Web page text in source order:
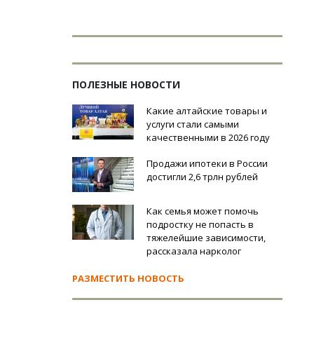
ПОЛЕЗНЫЕ НОВОСТИ
Какие алтайские товары и
услуги стали самыми
качественными в 2026 году
Продажи ипотеки в России
достигли 2,6 трлн рублей
Как семья может помочь
подростку не попасть в
тяжелейшие зависимости,
рассказала нарколог
РАЗМЕСТИТЬ НОВОСТЬ